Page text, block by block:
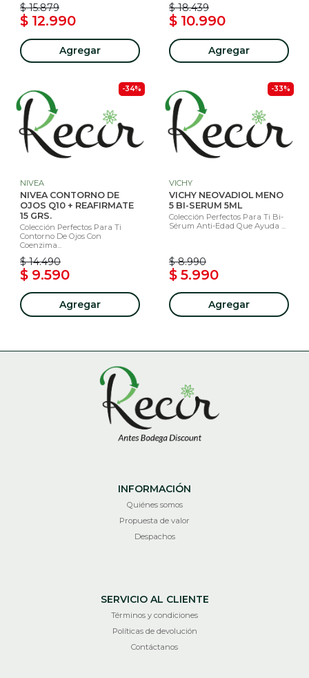
$ 15.879
$ 12.990
Agregar
$ 18.439
$ 10.990
Agregar
-34%
NIVEA
NIVEA CONTORNO DE
OJOS Q10 + REAFIRMATE
15 GRS.
Colección Perfectos Para Ti
Contorno De Ojos Con
Coenzima...
$ 14.490
$ 9.590
Agregar
-33%
VICHY
VICHY NEOVADIOL MENO
5 BI-SERUM 5ML
Colección Perfectos Para Ti Bi-
Sérum Anti-Edad Que Ayuda ...
$ 8.990
$ 5.990
Agregar
INFORMACIÓN
Quiénes somos
Propuesta de valor
Despachos
SERVICIO AL CLIENTE
Términos y condiciones
Políticas de devolución
Contáctanos